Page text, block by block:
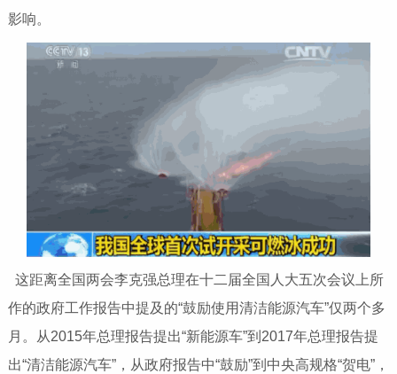
影响。
这距离全国两会李克强总理在十二届全国人大五次会议上所
作的政府工作报告中提及的“鼓励使用清洁能源汽车”仅两个多
月。从2015年总理报告提出“新能源车”到2017年总理报告提
出“清洁能源汽车”，从政府报告中“鼓励”到中央高规格“贺电”，